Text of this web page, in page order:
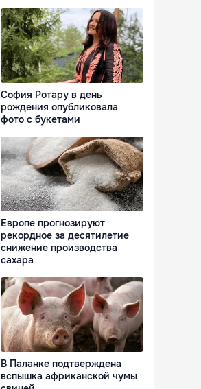
София Ротару в день
рождения опубликовала
фото с букетами
Европе прогнозируют
рекордное за десятилетие
снижение производства
сахара
В Паланке подтверждена
вспышка африканской чумы